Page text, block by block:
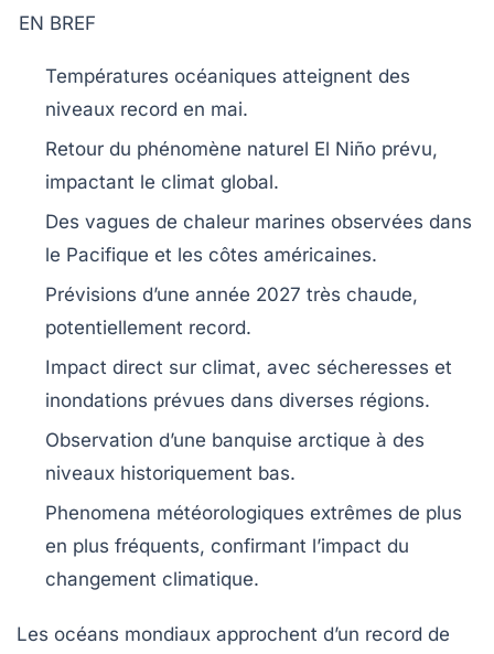
EN BREF
Températures océaniques atteignent des
niveaux record en mai.
Retour du phénomène naturel El Niño prévu,
impactant le climat global.
Des vagues de chaleur marines observées dans
le Pacifique et les côtes américaines.
Prévisions d’une année 2027 très chaude,
potentiellement record.
Impact direct sur climat, avec sécheresses et
inondations prévues dans diverses régions.
Observation d’une banquise arctique à des
niveaux historiquement bas.
Phenomena météorologiques extrêmes de plus
en plus fréquents, confirmant l’impact du
changement climatique.
Les océans mondiaux approchent d’un record de